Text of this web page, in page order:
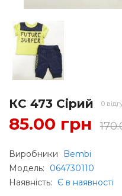
КС 473 Сірий 0
85.00 грн
Виробники
Bembi
Модель:
064730110
Наявність:
Є в наявності